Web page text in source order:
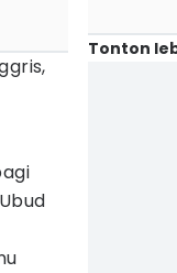
Tonton